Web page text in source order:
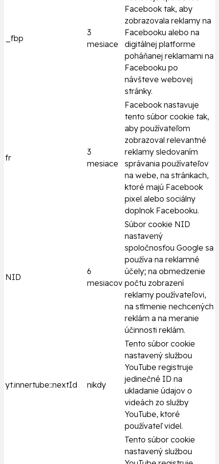
_fbp
3
mesiace
Facebook tak, aby
zobrazovala reklamy na
Facebooku alebo na
digitálnej platforme
poháňanej reklamami na
Facebooku po
návšteve webovej
stránky.
fr
3
mesiace
Facebook nastavuje
tento súbor cookie tak,
aby používateľom
zobrazoval relevantné
reklamy sledovaním
správania používateľov
na webe, na stránkach,
ktoré majú Facebook
pixel alebo sociálny
doplnok Facebooku.
NID
6
mesiacov
Súbor cookie NID
nastavený
spoločnosťou Google sa
používa na reklamné
účely; na obmedzenie
počtu zobrazení
reklamy používateľovi,
na stlmenie nechcených
reklám a na meranie
účinnosti reklám.
yt.innertube::nextId nikdy
Tento súbor cookie
nastavený službou
YouTube registruje
jedinečné ID na
ukladanie údajov o
videách zo služby
YouTube, ktoré
používateľ videl.
Tento súbor cookie
nastavený službou